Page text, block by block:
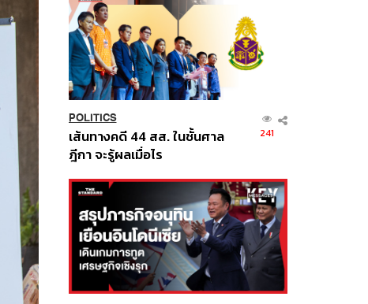
POLITICS
เส้นทางคดี 44 สส. ในชั้นศาล
ฎีกา จะรู้ผลเมื่อไร
241